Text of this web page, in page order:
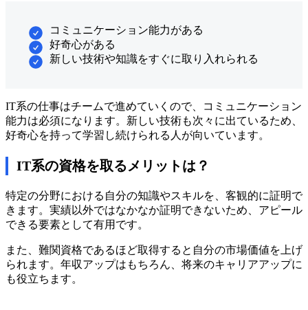
コミュニケーション能力がある
好奇心がある
新しい技術や知識をすぐに取り入れられる
IT系の仕事はチームで進めていくので、コミュニケーション
能力は必須になります。新しい技術も次々に出ているため、
好奇心を持って学習し続けられる人が向いています。
IT系の資格を取るメリットは？
特定の分野における自分の知識やスキルを、客観的に証明で
きます。実績以外ではなかなか証明できないため、アピール
できる要素として有用です。
また、難関資格であるほど取得すると自分の市場価値を上げ
られます。年収アップはもちろん、将来のキャリアアップに
も役立ちます。